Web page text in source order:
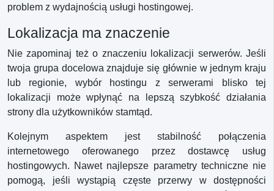
problem z wydajnością usługi hostingowej.
Lokalizacja ma znaczenie
Nie zapominaj też o znaczeniu lokalizacji serwerów. Jeśli
twoja grupa docelowa znajduje się głównie w jednym kraju
lub regionie, wybór hostingu z serwerami blisko tej
lokalizacji może wpłynąć na lepszą szybkość działania
strony dla użytkowników stamtąd.
Kolejnym aspektem jest stabilność połączenia
internetowego oferowanego przez dostawcę usług
hostingowych. Nawet najlepsze parametry techniczne nie
pomogą, jeśli wystąpią częste przerwy w dostępności